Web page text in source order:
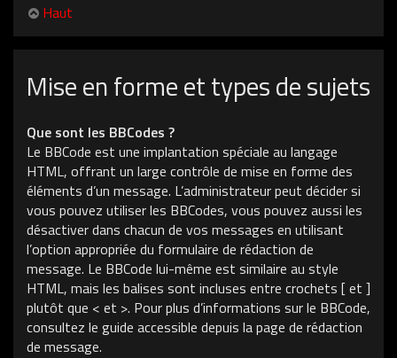
Haut
Mise en forme et types de sujets
Que sont les BBCodes ?
Le BBCode est une implantation spéciale au langage
HTML, offrant un large contrôle de mise en forme des
éléments d’un message. L’administrateur peut décider si
vous pouvez utiliser les BBCodes, vous pouvez aussi les
désactiver dans chacun de vos messages en utilisant
l’option appropriée du formulaire de rédaction de
message. Le BBCode lui-même est similaire au style
HTML, mais les balises sont incluses entre crochets [ et ]
plutôt que < et >. Pour plus d’informations sur le BBCode,
consultez le guide accessible depuis la page de rédaction
de message.